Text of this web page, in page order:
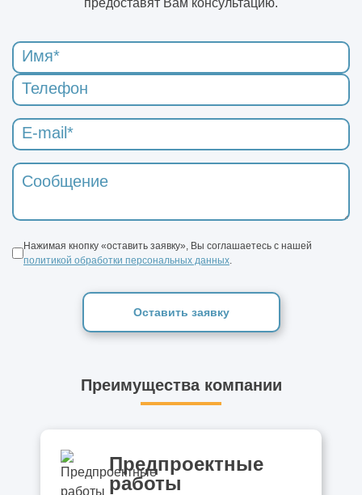
Нажимая кнопку «оставить заявку», Вы соглашаетесь с нашей
политикой обработки персональных данных
Оставить заявку
Преимущества компании
Предпроектные
работы